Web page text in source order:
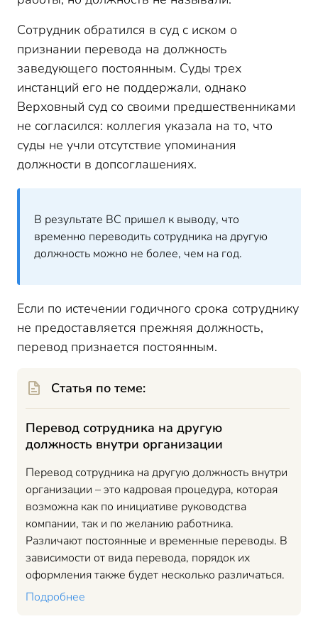
Сотрудник обратился в суд с иском о
признании перевода на должность
заведующего постоянным. Суды трех
инстанций его не поддержали, однако
Верховный суд со своими предшественниками
не согласился: коллегия указала на то, что
суды не учли отсутствие упоминания
должности в допсоглашениях.
В результате ВС пришел к выводу, что
временно переводить сотрудника на другую
должность можно не более, чем на год.
Если по истечении годичного срока сотруднику
не предоставляется прежняя должность,
перевод признается постоянным.
Статья по теме:
Перевод сотрудника на другую
должность внутри организации
Перевод сотрудника на другую должность внутри
организации – это кадровая процедура, которая
возможна как по инициативе руководства
компании, так и по желанию работника.
Различают постоянные и временные переводы. В
зависимости от вида перевода, порядок их
оформления также будет несколько различаться.
Подробнее